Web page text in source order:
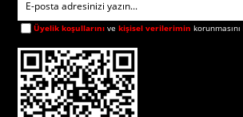
Üyelik koşullarını vekişisel verilerimin